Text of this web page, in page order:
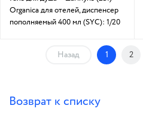
Organica для отелей, диспенсер
пополняемый 400 мл (SYC): 1/20
Назад 1 2
Возврат к списку